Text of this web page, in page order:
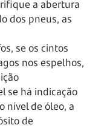
a abertura
dos pneus, as
se os cintos
nos espelhos,
se há indicação
nível de óleo, a
de